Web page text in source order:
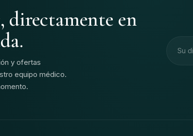
, directamente en
y ofertas
equipo médico.